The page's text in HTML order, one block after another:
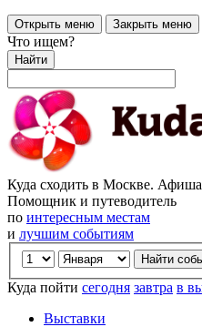
Открыть меню Закрыть меню
Что ищем?
Найти
Куда сходить в Москве. Афиша
Помощник и путеводитель
по интересным местам
и лучшим событиям
Куда пойти сегодня завтра в
Выставки